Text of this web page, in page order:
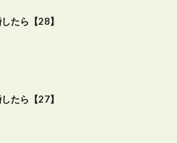
たら【28】
たら【27】